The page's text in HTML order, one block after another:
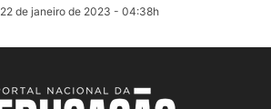
22 de janeiro de 2023 - 04:38h